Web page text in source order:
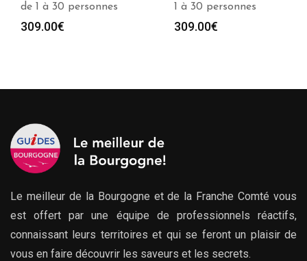
de 1 à 30 personnes
309.00€
1 à 30 personnes
309.00€
Le meilleur de la Bourgogne et de la Franche Comté vous
est offert par une équipe de professionnels réactifs,
connaissant leurs territoires et qui se feront un plaisir de
vous en faire découvrir les saveurs et les secrets.